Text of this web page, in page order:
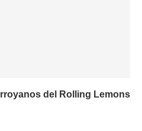
del Rolling Lemons